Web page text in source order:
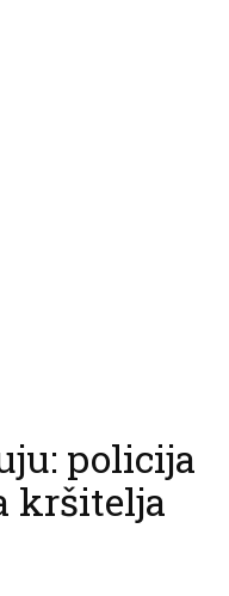
policija
kršitelja